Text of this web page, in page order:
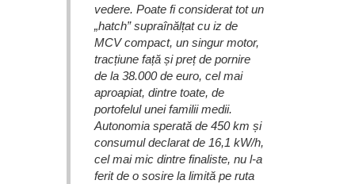
vedere. Poate fi considerat tot un
„hatch” supraînălțat cu iz de
MCV compact, un singur motor,
tracțiune față și preț de pornire
de la 38.000 de euro, cel mai
aproapiat, dintre toate, de
portofelul unei familii medii.
Autonomia sperată de 450 km și
consumul declarat de 16,1 kW/h,
cel mai mic dintre finaliste, nu l-a
ferit de o sosire la limită pe ruta